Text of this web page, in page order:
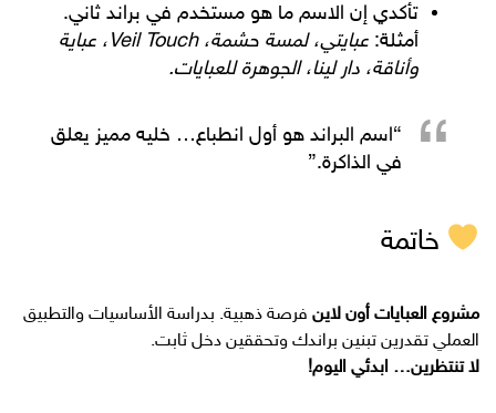
تأكدي إن الاسم ما هو مستخدم في براند ثاني.
أمثلة:
عبايتي، لمسة حشمة، Veil Touch، عباية
وأناقة، دار لينا، الجوهرة للعبايات.
“اسم البراند هو أول انطباع… خليه مميز يعلق
في الذاكرة.”
خاتمة
مشروع العبايات أون لاين فرصة ذهبية. بدراسة الأساسيات والتطبيق
العملي تقدرين تبنين براندك وتحققين دخل ثابت.
لا تنتظرين… ابدئي اليوم!